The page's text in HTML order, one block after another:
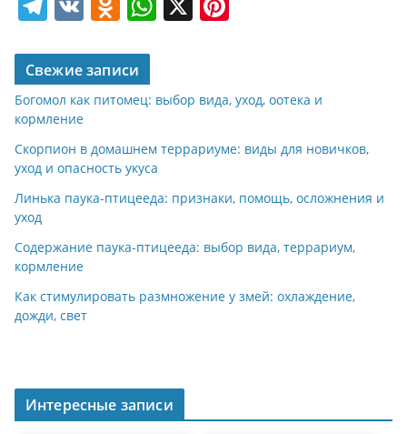
e
gr
a
m
n
o
a
ss
ni
ki
s
p
p
e
Свежие записи
Богомол как питомец: выбор вида, уход, оотека и
кормление
Скорпион в домашнем террариуме: виды для новичков,
уход и опасность укуса
Линька паука-птицееда: признаки, помощь, осложнения и
уход
Содержание паука-птицееда: выбор вида, террариум,
кормление
Как стимулировать размножение у змей: охлаждение,
дожди, свет
Интересные записи